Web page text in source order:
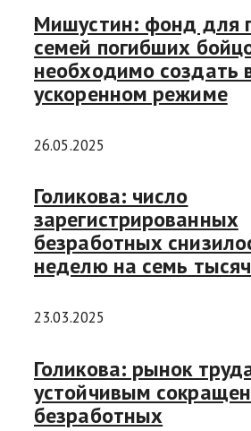
Мишустин: фонд для
семей погибших
необходимо создать
ускоренном режиме
26.05.2025
Голикова: число
зарегистрированных
безработных
неделю на семь
23.03.2025
Голикова: рынок
устойчивым
безработных